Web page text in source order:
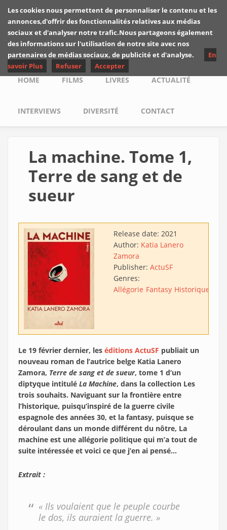
Skip to main content
Les critiques de
Yuyine
Main menu
HOME FILMS LIVRES ACTUALITÉ
INTERVIEWS DIVERSITÉ CONTACT
La machine. Tome 1,
Terre de sang et de
sueur
Release date: 2021
Author: Katia Lanero
Zamora
Publisher: ActuSF
Genres:
Allégorie Fantasy Historique
Le 19 février dernier, les éditions ActuSF publiait un
nouveau roman de l’autrice belge Katia Lanero
Zamora, Terre de sang et de sueur, tome 1 d’un
diptyque intitulé La Machine, dans la collection Les
trois souhaits. Naviguant sur la frontière entre
l’historique, puisqu’inspiré de la guerre civile
espagnole des années 30, et la fantasy, puisque se
déroulant dans un monde différent du nôtre, La
machine est une allégorie politique qui m’a tout de
suite intéressée et voici ce que j’en ai pensé…
Extrait :
« Ils voulaient que le peuple courbe
le dos, ils auraient la guerre. »
Les cookies nous permettent de personnaliser le contenu et les
annonces,d'offrir des fonctionnalités relatives aux médias
sociaux et d'analyser notre trafic.Nous partageons également
des informations sur l'utilisation de notre site avec nos
partenaires de médias sociaux, de publicité et d'analyse.
En
savoir Plus
Refuser Accepter